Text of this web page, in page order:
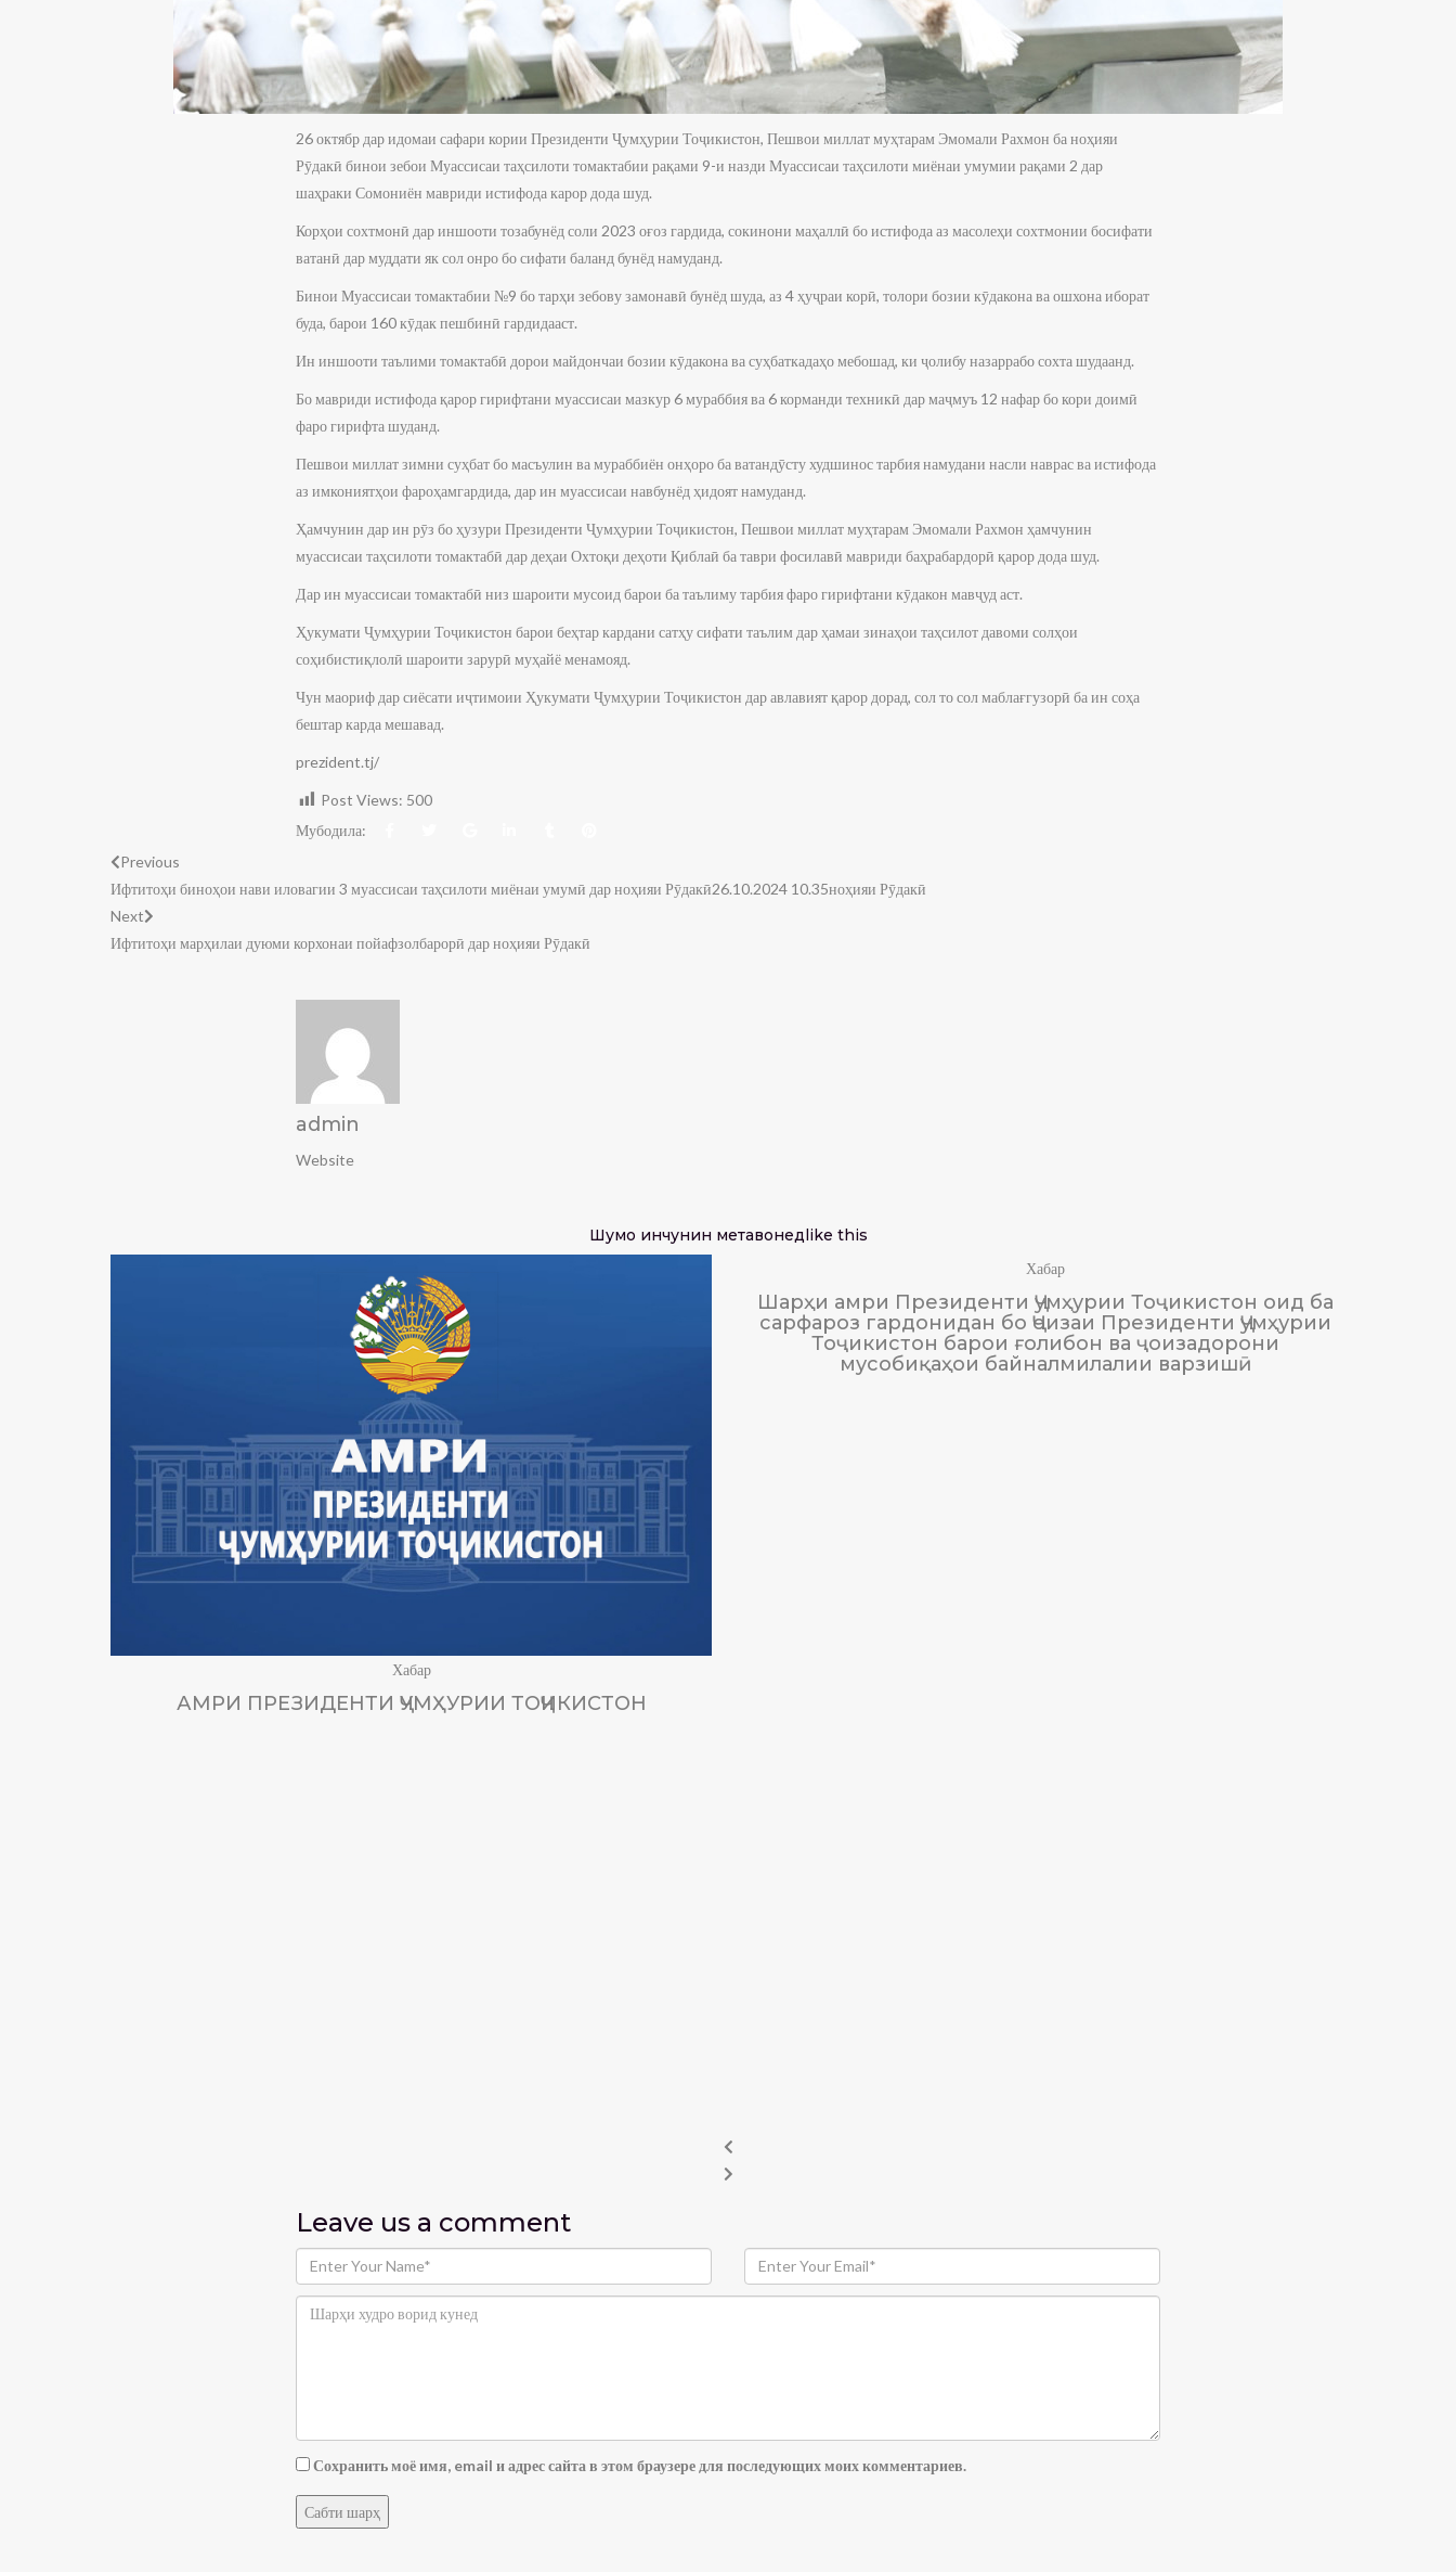
26 октябр дар идомаи сафари кории Президенти Ҷумҳурии Тоҷикистон, Пешвои миллат муҳтарам Эмомали Рахмон ба ноҳияи
Рӯдакӣ бинои зебои Муассисаи таҳсилоти томактабии рақами 9-и назди Муассисаи таҳсилоти миёнаи умумии рақами 2 дар
шаҳраки Сомониён мавриди истифода карор дода шуд.
Корҳои сохтмонӣ дар иншооти тозабунёд соли 2023 оғоз гардида, сокинони маҳаллӣ бо истифода аз масолеҳи сохтмонии босифати
ватанӣ дар муддати як сол онро бо сифати баланд бунёд намуданд.
Бинои Муассисаи томактабии №9 бо тарҳи зебову замонавӣ бунёд шуда, аз 4 ҳуҷраи корӣ, толори бозии кӯдакона ва ошхона иборат
буда, барои 160 кӯдак пешбинӣ гардидааст.
Ин иншооти таълими томактабӣ дорои майдончаи бозии кӯдакона ва суҳбаткадаҳо мебошад, ки ҷолибу назаррабо сохта шудаанд.
Бо мавриди истифода қарор гирифтани муассисаи мазкур 6 мураббия ва 6 корманди техникӣ дар маҷмуъ 12 нафар бо кори доимӣ
фаро гирифта шуданд.
Пешвои миллат зимни суҳбат бо масъулин ва мураббиён онҳоро ба ватандӯсту худшинос тарбия намудани насли наврас ва истифода
аз имкониятҳои фароҳамгардида, дар ин муассисаи навбунёд ҳидоят намуданд.
Ҳамчунин дар ин рӯз бо ҳузури Президенти Ҷумҳурии Тоҷикистон, Пешвои миллат муҳтарам Эмомали Рахмон ҳамчунин
муассисаи таҳсилоти томактабӣ дар деҳаи Охтоқи деҳоти Қиблаӣ ба таври фосилавӣ мавриди баҳрабардорӣ қарор дода шуд.
Дар ин муассисаи томактабӣ низ шароити мусоид барои ба таълиму тарбия фаро гирифтани кӯдакон мавҷуд аст.
Ҳукумати Ҷумҳурии Тоҷикистон барои беҳтар кардани сатҳу сифати таълим дар ҳамаи зинаҳои таҳсилот давоми солҳои
соҳибистиқлолӣ шароити зарурӣ муҳайё менамояд.
Чун маориф дар сиёсати иҷтимоии Ҳукумати Ҷумҳурии Тоҷикистон дар авлавият қарор дорад, сол то сол маблағгузорӣ ба ин соҳа
бештар карда мешавад.
prezident.tj/
Post Views: 500
Мубодила:
Previous
Ифтитоҳи биноҳои нави иловагии 3 муассисаи таҳсилоти миёнаи умумӣ дар ноҳияи Рӯдакӣ26.10.2024 10.35ноҳияи Рӯдакӣ
Next
Ифтитоҳи марҳилаи дуюми корхонаи пойафзолбарорӣ дар ноҳияи Рӯдакӣ
admin
Website
Шумо инчунин метавонедlike this
Хабар
АМРИ ПРЕЗИДЕНТИ ҶУМҲУРИИ ТОҶИКИСТОН
Хабар
Шарҳи амри Президенти Ҷумҳурии Тоҷикистон оид ба
сарфароз гардонидан бо Ҷоизаи Президенти Ҷумҳурии
Тоҷикистон барои ғолибон ва ҷоизадорони
мусобиқаҳои байналмилалии варзишӣ
Leave us a comment
Сохранить моё имя, email и адрес сайта в этом браузере для последующих моих комментариев.